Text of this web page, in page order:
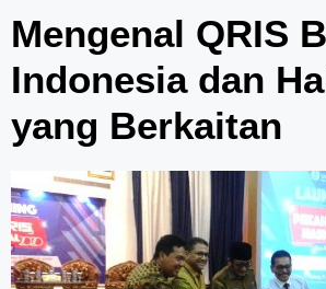
Mengenal QRIS
Indonesia dan
yang Berkaitan